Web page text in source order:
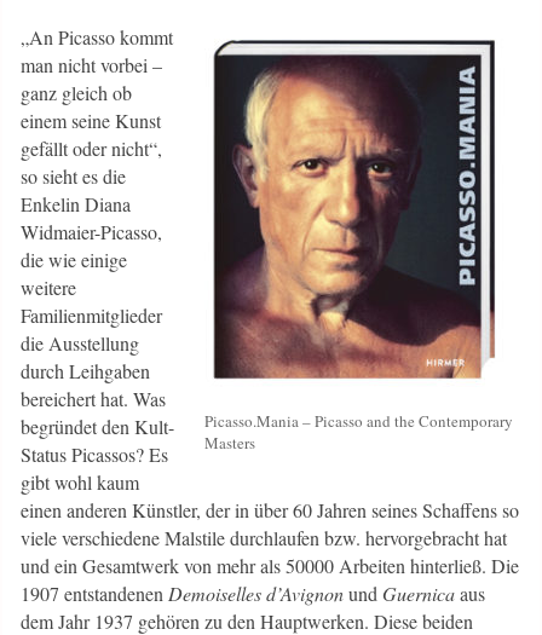
Picasso.Mania – Picasso and the Contemporary
Masters
„An Picasso kommt
man nicht vorbei –
ganz gleich ob
einem seine Kunst
gefällt oder nicht“,
so sieht es die
Enkelin Diana
Widmaier-Picasso,
die wie einige
weitere
Familienmitglieder
die Ausstellung
durch Leihgaben
bereichert hat. Was
begründet den Kult-
Status Picassos? Es
gibt wohl kaum
einen anderen Künstler, der in über 60 Jahren seines Schaffens so
viele verschiedene Malstile durchlaufen bzw. hervorgebracht hat
und ein Gesamtwerk von mehr als 50000 Arbeiten hinterließ. Die
1907 entstandenen Demoiselles d’AvignonundGuernicaaus
dem Jahr 1937 gehören zu den Hauptwerken. Diese beiden